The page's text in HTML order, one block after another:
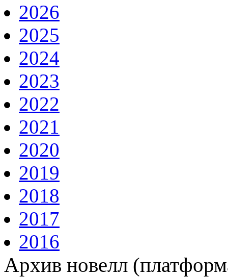
2026
2025
2024
2023
2022
2021
2020
2019
2018
2017
2016
Архив новелл